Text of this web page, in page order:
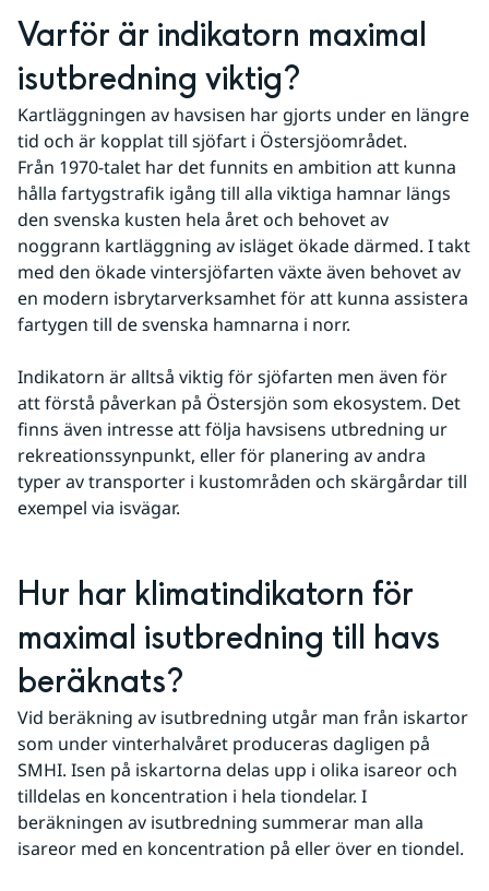
Varför är indikatorn maximal
isutbredning viktig?
Kartläggningen av havsisen har gjorts under en längre
tid och är kopplat till sjöfart i Östersjöområdet.
Från 1970-talet har det funnits en ambition att kunna
hålla fartygstrafik igång till alla viktiga hamnar längs
den svenska kusten hela året och behovet av
noggrann kartläggning av isläget ökade därmed. I takt
med den ökade vintersjöfarten växte även behovet av
en modern isbrytarverksamhet för att kunna assistera
fartygen till de svenska hamnarna i norr.
Indikatorn är alltså viktig för sjöfarten men även för
att förstå påverkan på Östersjön som ekosystem. Det
finns även intresse att följa havsisens utbredning ur
rekreationssynpunkt, eller för planering av andra
typer av transporter i kustområden och skärgårdar till
exempel via isvägar.
Hur har klimatindikatorn för
maximal isutbredning till havs
beräknats?
Vid beräkning av isutbredning utgår man från iskartor
som under vinterhalvåret produceras dagligen på
SMHI. Isen på iskartorna delas upp i olika isareor och
tilldelas en koncentration i hela tiondelar. I
beräkningen av isutbredning summerar man alla
isareor med en koncentration på eller över en tiondel.